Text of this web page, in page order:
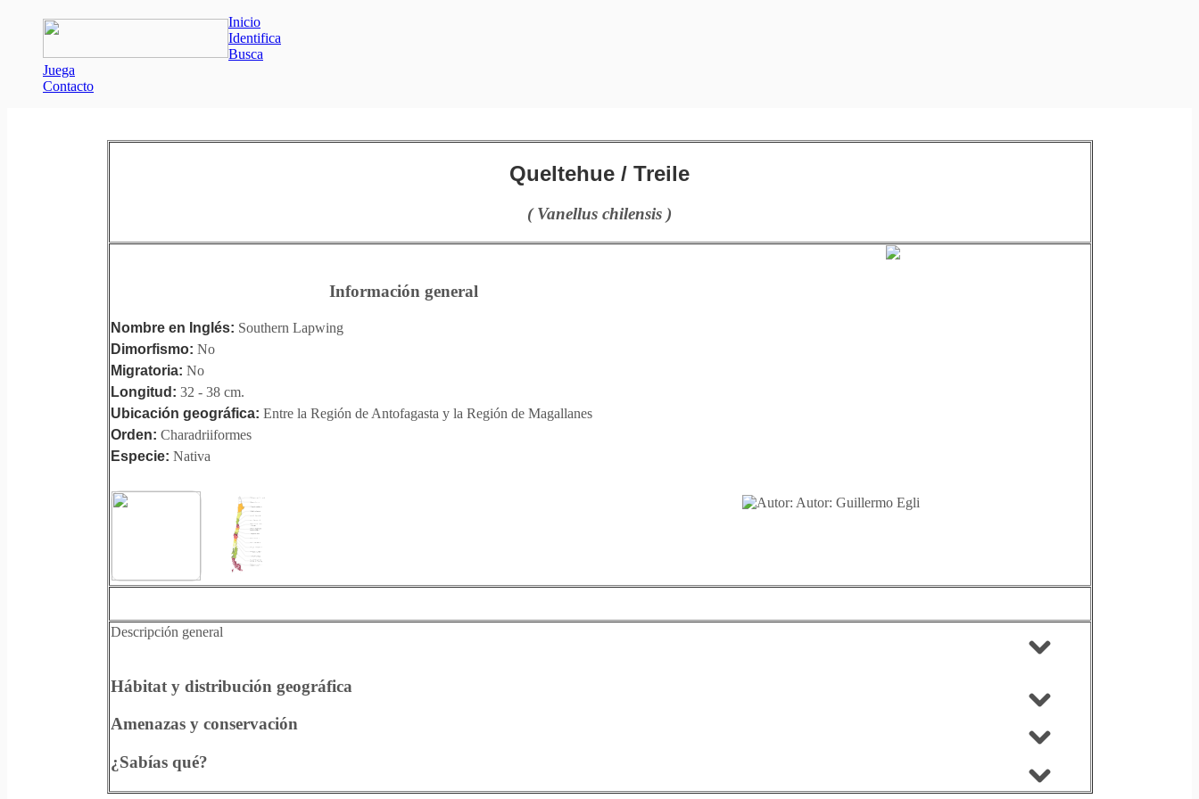
Inicio
Identifica
Busca
Juega
Contacto
Queltehue / Treile
( Vanellus chilensis )
Información general
Nombre en Inglés: Southern Lapwing
Dimorfismo: No
Migratoria: No
Longitud: 32 - 38 cm.
Ubicación geográfica: Entre la Región de Antofagasta y la Región de Magallanes
Orden: Charadriiformes
Especie: Nativa
Descripción general
Hábitat y distribución geográfica
Amenazas y conservación
¿Sabías qué?